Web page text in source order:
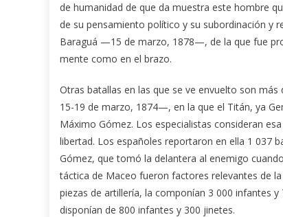
de humanidad de que da muestra este hombre
de su pensamiento político y su subordinación y
Baraguá —15 de marzo, 1878—, de la que fue
mente como en el brazo.
Otras batallas en las que se ve envuelto son
15-19 de marzo, 1874—, en la que el Titán, ya
Máximo Gómez. Los especialistas consideran
libertad. Los españoles reportaron en ella 1 037
Gómez, que tomó la delantera al enemigo
táctica de Maceo fueron factores relevantes de
piezas de artillería, la componían 3 000 infantes
disponían de 800 infantes y 300 jinetes.